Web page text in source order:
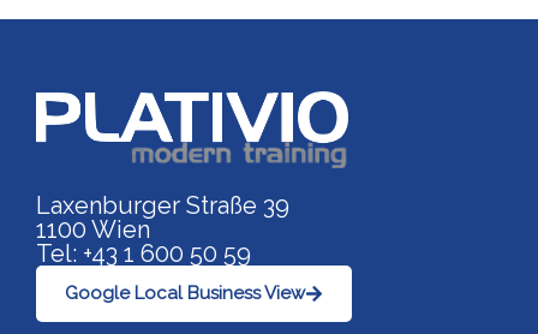
Link zu https://
Laxenburger Straße 39
1100 Wien
Tel: +43 1 600 50 59
Google Local Business View